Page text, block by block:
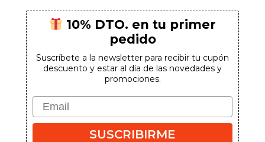
10% DTO. en tu primer
pedido
Suscríbete a la newsletter para recibir tu cupón
descuento y estar al día de las novedades y
promociones.
Email
SUSCRIBIRME